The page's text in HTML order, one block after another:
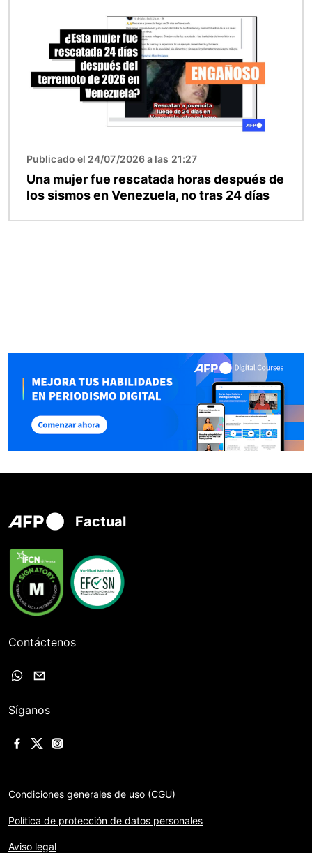
Publicado el 24/07/2026 a las 21:27
Una mujer fue rescatada horas después de
los sismos en Venezuela, no tras 24 días
Factual
Contáctenos
Síganos
Condiciones generales de uso (CGU)
Política de protección de datos personales
Aviso legal